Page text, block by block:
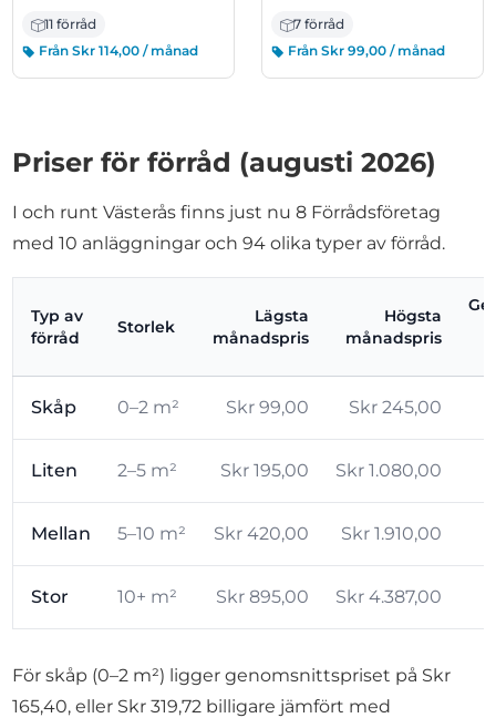
11 förråd
Från Skr 114,00 / månad
7 förråd
Från Skr 99,00 / månad
Priser för förråd (augusti 2026)
I och runt Västerås finns just nu 8 Förrådsföretag
med 10 anläggningar och 94 olika typer av förråd.
Typ av
förråd
Storlek
Lägsta
månadspris
Högsta
månadspris
Skåp 0–2 m² Skr 99,00 Skr 245,00
Liten 2–5 m² Skr 195,00 Skr 1.080,00
Mellan 5–10 m² Skr 420,00 Skr 1.910,00
Stor 10+ m² Skr 895,00 Skr 4.387,00
För skåp (0–2 m²) ligger genomsnittspriset på Skr
165,40, eller Skr 319,72 billigare jämfört med